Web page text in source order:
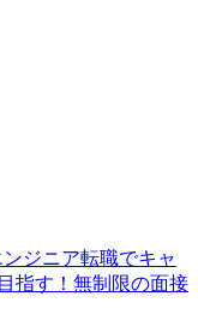
ンジニア転職でキャ
指す！無制限の面接